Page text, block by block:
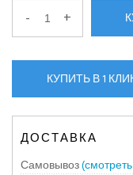
- +
КУПИТЬ В 1
ДОСТАВКА
Самовывоз